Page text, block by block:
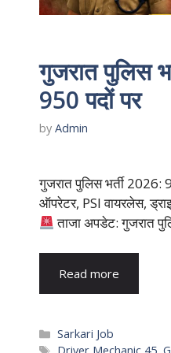
गुजरात पुलिस
950 पदों पर
by Admin
गुजरात पुलिस भर्ती 2026:
ऑपरेटर, PSI वायरलेस,
ताजा अपडेट: गुजरात
Read more
Categories
Sarkari Job
Tags